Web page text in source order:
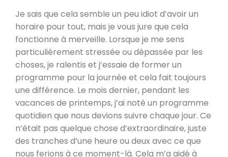
Je sais que cela semble un peu idiot d’avoir un
horaire pour tout, mais je vous jure que cela
fonctionne à merveille. Lorsque je me sens
particulièrement stressée ou dépassée par les
choses, je ralentis et j’essaie de former un
programme pour la journée et cela fait toujours
une différence. Le mois dernier, pendant les
vacances de printemps, j’ai noté un programme
quotidien que nous devions suivre chaque jour. Ce
n’était pas quelque chose d’extraordinaire, juste
des tranches d’une heure ou deux avec ce que
nous ferions à ce moment-là. Cela m’a aidé à